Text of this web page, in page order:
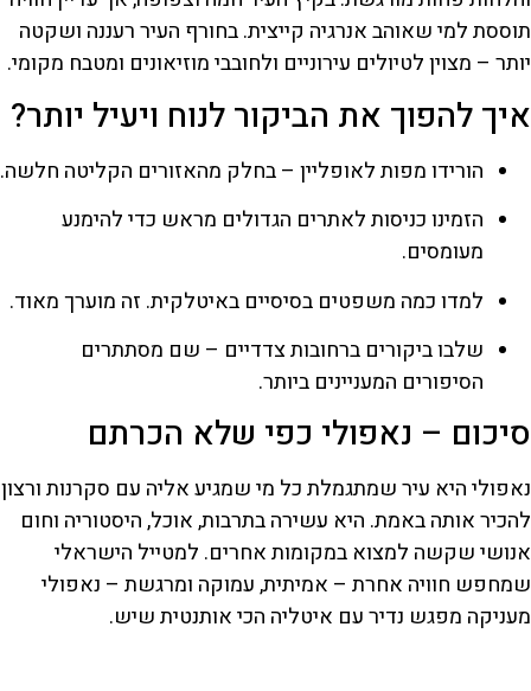
תוססת למי שאוהב אנרגיה קייצית. בחורף העיר רעננה ושקטה
יותר – מצוין לטיולים עירוניים ולחובבי מוזיאונים ומטבח מקומי.
איך להפוך את הביקור לנוח ויעיל יותר?
הורידו מפות לאופליין – בחלק מהאזורים הקליטה חלשה.
הזמינו כניסות לאתרים הגדולים מראש כדי להימנע
מעומסים.
למדו כמה משפטים בסיסיים באיטלקית. זה מוערך מאוד.
שלבו ביקורים ברחובות צדדיים – שם מסתתרים
הסיפורים המעניינים ביותר.
סיכום – נאפולי כפי שלא הכרתם
נאפולי היא עיר שמתגמלת כל מי שמגיע אליה עם סקרנות ורצון
להכיר אותה באמת. היא עשירה בתרבות, אוכל, היסטוריה וחום
אנושי שקשה למצוא במקומות אחרים. למטייל הישראלי
שמחפש חוויה אחרת – אמיתית, עמוקה ומרגשת – נאפולי
מעניקה מפגש נדיר עם איטליה הכי אותנטית שיש.